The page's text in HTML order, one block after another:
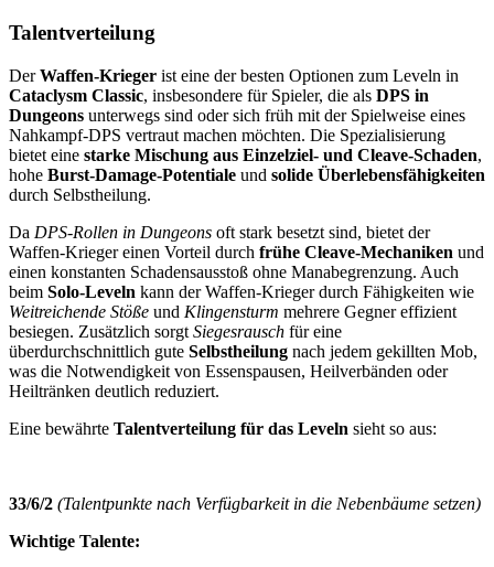
Talentverteilung
DerWaffen-Krieger ist eine der besten Optionen zum Leveln in
Cataclysm Classic, insbesondere für Spieler, die als DPS in
Dungeons unterwegs sind oder sich früh mit der Spielweise eines
Nahkampf-DPS vertraut machen möchten. Die Spezialisierung
bietet eine starke Mischung aus Einzelziel- und Cleave-Schaden,
hohe Burst-Damage-Potentiale und solide Überlebensfähigkeiten
durch Selbstheilung.
Da DPS-Rollen in Dungeons oft stark besetzt sind, bietet der
Waffen-Krieger einen Vorteil durch frühe Cleave-Mechaniken und
einen konstanten Schadensausstoß ohne Manabegrenzung. Auch
beim Solo-Leveln kann der Waffen-Krieger durch Fähigkeiten wie
Weitreichende Stöße und Klingensturm mehrere Gegner effizient
besiegen. Zusätzlich sorgt Siegesrausch für eine
überdurchschnittlich gute Selbstheilung nach jedem gekillten Mob,
was die Notwendigkeit von Essenspausen, Heilverbänden oder
Heiltränken deutlich reduziert.
Eine bewährte Talentverteilung für das Leveln sieht so aus:
33/6/2 (Talentpunkte nach Verfügbarkeit in die Nebenbäume setzen)
Wichtige Talente: